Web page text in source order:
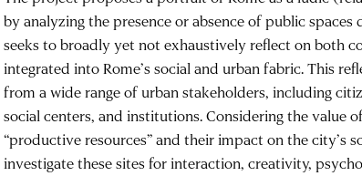
by analyzing the presence or absence of public
seeks to broadly yet not exhaustively reflect on both
integrated into Rome’s social and urban fabric. This
from a wide range of urban stakeholders, including
social centers, and institutions. Considering the value
“productive resources” and their impact on the city’s
investigate these sites for interaction, creativity,